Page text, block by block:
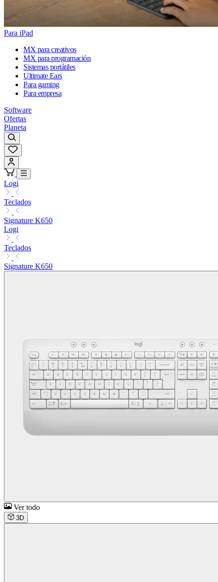
Para iPad
MX para creativos
MX para programación
Sistemas portátiles
Ultimate Ears
Para gaming
Para empresa
Software
Ofertas
Planeta
Logi
Teclados
Signature K650
Logi
Teclados
Signature K650
Ver todo
3D